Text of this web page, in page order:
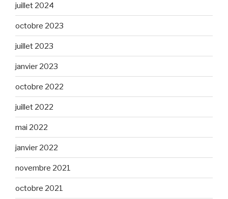
juillet 2024
octobre 2023
juillet 2023
janvier 2023
octobre 2022
juillet 2022
mai 2022
janvier 2022
novembre 2021
octobre 2021